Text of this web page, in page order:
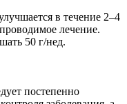
в течение 2–4
лечение.
50 г/нед.
постепенно